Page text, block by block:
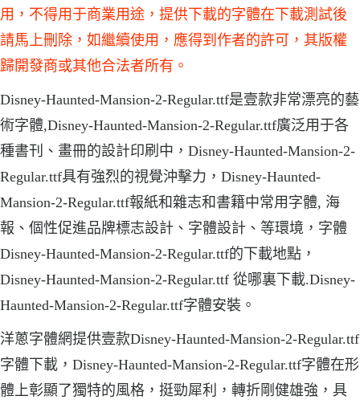
用，不得用于商業用途，提供下載的字體在下載測試後
請馬上刪除，如繼續使用，應得到作者的許可，其版權
歸開發商或其他合法者所有。
Disney-Haunted-Mansion-2-Regular.ttf是壹款非常漂亮的藝
術字體,Disney-Haunted-Mansion-2-Regular.ttf廣泛用于各
種書刊、畫冊的設計印刷中，Disney-Haunted-Mansion-2-
Regular.ttf具有強烈的視覺沖擊力，Disney-Haunted-
Mansion-2-Regular.ttf報紙和雜志和書籍中常用字體, 海
報、個性促進品牌標志設計、字體設計、等環境，字體
Disney-Haunted-Mansion-2-Regular.ttf的下載地點，
Disney-Haunted-Mansion-2-Regular.ttf 從哪裏下載.Disney-
Haunted-Mansion-2-Regular.ttf字體安裝。
洋蔥字體網提供壹款Disney-Haunted-Mansion-2-Regular.ttf
字體下載，Disney-Haunted-Mansion-2-Regular.ttf字體在形
體上彰顯了獨特的風格，挺勁犀利，轉折剛健雄強，具